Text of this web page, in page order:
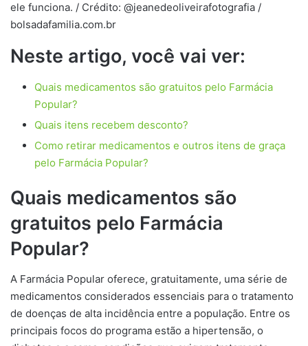
ele funciona. / Crédito: @jeanedeoliveirafotografia /
bolsadafamilia.com.br
Neste artigo, você vai ver:
Quais medicamentos são gratuitos pelo Farmácia
Popular?
Quais itens recebem desconto?
Como retirar medicamentos e outros itens de graça
pelo Farmácia Popular?
Quais medicamentos são
gratuitos pelo Farmácia
Popular?
A Farmácia Popular oferece, gratuitamente, uma série de
medicamentos considerados essenciais para o tratamento
de doenças de alta incidência entre a população. Entre os
principais focos do programa estão a hipertensão, o